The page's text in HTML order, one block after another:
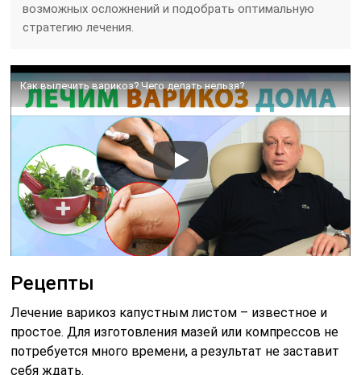
возможных осложнений и подобрать оптимальную
стратегию лечения.
Как вылечить варикоз? Чего делать нельзя?
Рецепты
Лечение варикоз капустным листом – известное и
простое. Для изготовления мазей или компрессов не
потребуется много времени, а результат не заставит
себя ждать.